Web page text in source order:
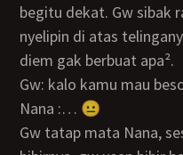
begitu dekat. Gw sibak
nyelipin di atas
diem gak berbuat apa².
Gw: kalo kamu mau
Nana :… 😐
Gw tatap mata Nana, sesekali tatapan gw beralih ke